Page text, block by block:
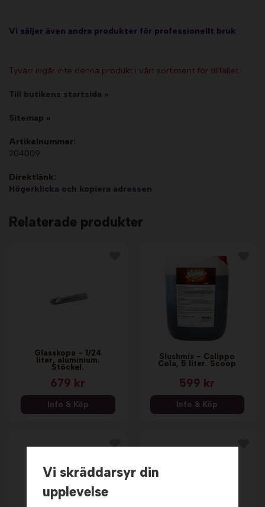
Vi säljer även andra produkter för professionellt bruk
Tyvärr ingår inte denna produkt i vårt sortiment för tillfället.
Till butikens startsida »
Sitemap »
Artikelnummer:
204009
Direktlänk:
Högerklicka och kopiera adressen
Relaterade produkter
Glasskopa - 1/24
liter, aluminium.
Stöckel.
679 kr
Info & Köp
Slushmix - Calippo
Cola, 5 liter. Scoop
599 kr
Info & Köp
Vi skräddarsyr din
upplevelse